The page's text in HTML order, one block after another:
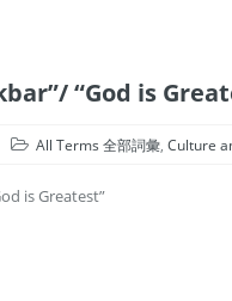
“God is
All Terms 全部詞彙, Culture
is Greatest”